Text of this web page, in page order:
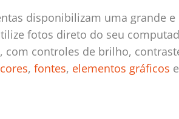
disponibilizam uma grande
fotos direto do seu
com controles de brilho,
cores, fontes, elementos gráficos